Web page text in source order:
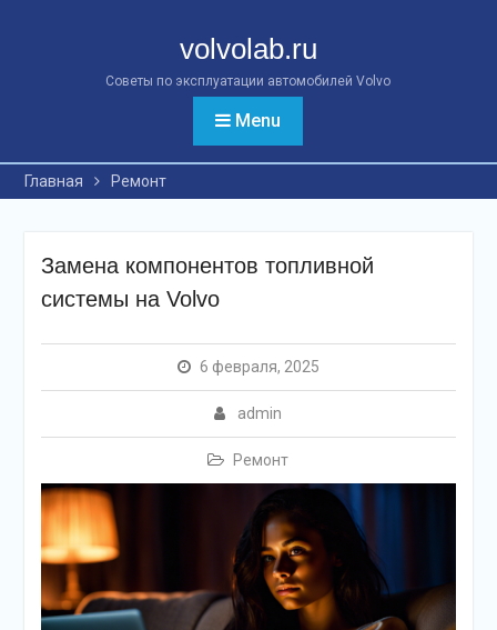
volvolab.ru
Советы по эксплуатации автомобилей Volvo
Menu
Главная Ремонт
Замена компонентов топливной
системы на Volvo
6 февраля, 2025
admin
Ремонт